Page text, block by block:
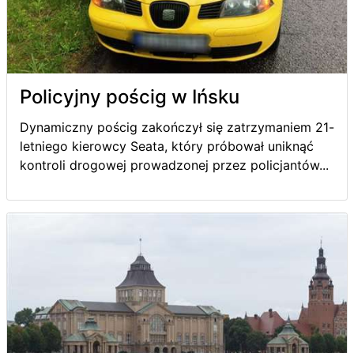
Policyjny pościg w Ińsku
Dynamiczny pościg zakończył się zatrzymaniem 21-
letniego kierowcy Seata, który próbował uniknąć
kontroli drogowej prowadzonej przez policjantów...